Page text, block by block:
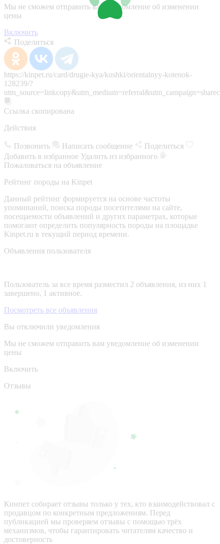
Мы не сможем отправить вам уведомление об изменении
цены
Включить
Поделиться
https://kinpet.ru/card/drugie-kya/koshki/orientalnyy-kotenok-
128239/?
Ссылка скопирована
Действия
Позвонить Написать сообщение
Поделиться
Добавить в избранное Удалить из избранного
Пожаловаться на объявление
Рейтинг породы на Kinpet
Данный рейтинг формируется на основе частоты
упоминаний, поиска породы посетителями на сайте,
посещаемости объявлений и других параметрах, которые
помогают определить популярность породы на площадке
Kinpet.ru в текущий период времени.
Объявления пользователя
Пользователь за все время разместил 2 объявления, из них 1
завершено, 1 активное.
Посмотреть все объявления
Вы отключили уведомления
Мы не сможем отправить вам уведомление об изменении
цены
Включить
Отзывы
Кинпет собирает отзывы только у тех, кто взаимодействовал с
продавцом по конкретным предложениям. Перед
публикацией мы проверяем отзывы с помощью трёх
механизмов, чтобы гарантировать читателям качество и
достоверность